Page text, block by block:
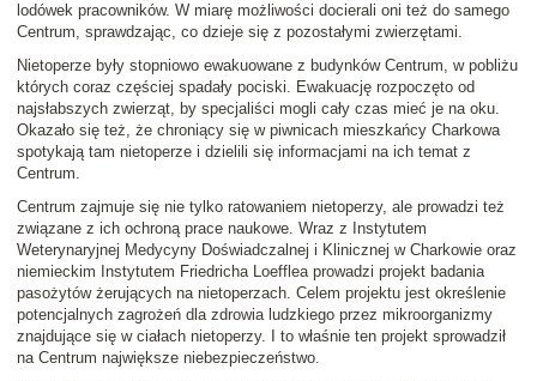
lodówek pracowników. W miarę możliwości docierali oni też do samego
Centrum, sprawdzając, co dzieje się z pozostałymi zwierzętami.
Nietoperze były stopniowo ewakuowane z budynków Centrum, w pobliżu
których coraz częściej spadały pociski. Ewakuację rozpoczęto od
najsłabszych zwierząt, by specjaliści mogli cały czas mieć je na oku.
Okazało się też, że chroniący się w piwnicach mieszkańcy Charkowa
spotykają tam nietoperze i dzielili się informacjami na ich temat z
Centrum.
Centrum zajmuje się nie tylko ratowaniem nietoperzy, ale prowadzi też
związane z ich ochroną prace naukowe. Wraz z Instytutem
Weterynaryjnej Medycyny Doświadczalnej i Klinicznej w Charkowie oraz
niemieckim Instytutem Friedricha Loefflea prowadzi projekt badania
pasożytów żerujących na nietoperzach. Celem projektu jest określenie
potencjalnych zagrożeń dla zdrowia ludzkiego przez mikroorganizmy
znajdujące się w ciałach nietoperzy. I to właśnie ten projekt sprowadził
na Centrum największe niebezpieczeństwo.